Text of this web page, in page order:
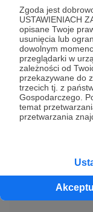
Zgoda jest
USTAWIENIACH
opisane Twoje
usunięcia lub
dowolnym
przeglądarki w
zależności od
przekazywane do
trzecich tj. z
Gospodarczego.
temat
przetwarzania
Nagrałam go
zestawem
wsparciu
docierać na
MOTORSPORT prl